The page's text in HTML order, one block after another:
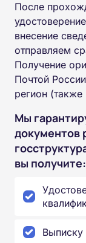
После
внесение
отправляем
Получение
Почтой
регион
Мы
документов
вы получите:
Выписку